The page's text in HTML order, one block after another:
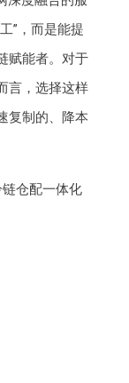
”，而是能提
赋能者。对于
言，选择这样
复制的、降本
链仓配一体化